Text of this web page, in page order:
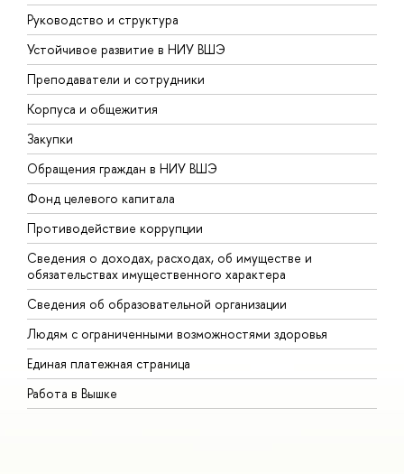
Руководство и структура
Устойчивое развитие в НИУ ВШЭ
Преподаватели и сотрудники
Корпуса и общежития
Закупки
Обращения граждан в НИУ ВШЭ
Фонд целевого капитала
Противодействие коррупции
Сведения о доходах, расходах, об имуществе и
обязательствах имущественного характера
Сведения об образовательной организации
Людям с ограниченными возможностями здоровья
Единая платежная страница
Работа в Вышке